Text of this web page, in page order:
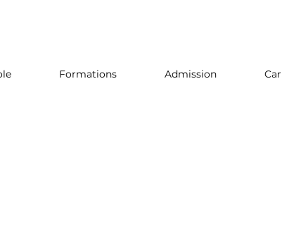
Formations Admission